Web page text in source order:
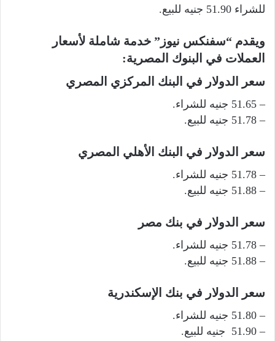
للشراء 51.90 جنيه للبيع.
ويقدم “سفنكس نيوز” خدمة شاملة لأسعار
العملات في البنوك المصرية:
سعر الدولار في البنك المركزي المصري
– 51.65 جنيه للشراء.
– 51.78 جنيه للبيع.
سعر الدولار في البنك الأهلي المصري
– 51.78 جنيه للشراء.
– 51.88 جنيه للبيع.
سعر الدولار في بنك مصر
– 51.78 جنيه للشراء.
– 51.88 جنيه للبيع.
سعر الدولار في بنك الإسكندرية
– 51.80 جنيه للشراء.
– 51.90 جنيه للبيع.